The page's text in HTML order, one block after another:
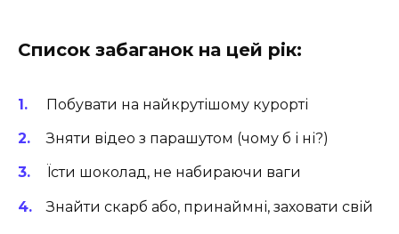
Список забаганок на цей рік:
Побувати на найкрутішому курорті ️
Зняти відео з парашутом (чому б і ні?)
Їсти шоколад, не набираючи ваги
Знайти скарб або, принаймні, заховати свій